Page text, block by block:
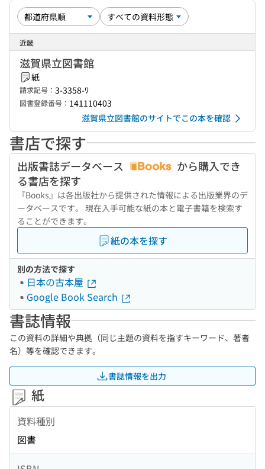
近畿
滋賀県立図書館
紙
請求記号： 3-3358-ﾜ
図書登録番号： 141110403
滋賀県立図書館のサイトでこの本を確認
書店で探す
出版書誌データベース
から購入でき
る書店を探す
『Books』は各出版社から提供された情報による出版業界のデ
ータベースです。 現在入手可能な紙の本と電子書籍を検索す
ることができます。
紙の本を探す
別の方法で探す
日本の古本屋
Google Book Search
書誌情報
この資料の詳細や典拠（同じ主題の資料を指すキーワード、著者
名）等を確認できます。
書誌情報を出力
紙
資料種別
図書